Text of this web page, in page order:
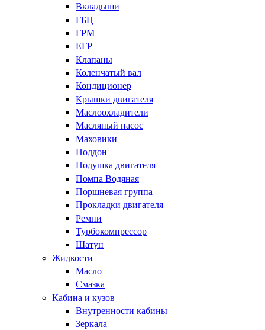
Вкладыши
ГБЦ
ГРМ
ЕГР
Клапаны
Коленчатый вал
Кондиционер
Крышки двигателя
Маслоохладители
Масляный насос
Маховики
Поддон
Подушка двигателя
Помпа Водяная
Поршневая группа
Прокладки двигателя
Ремни
Турбокомпрессор
Шатун
Жидкости
Масло
Смазка
Кабина и кузов
Внутренности кабины
Зеркала